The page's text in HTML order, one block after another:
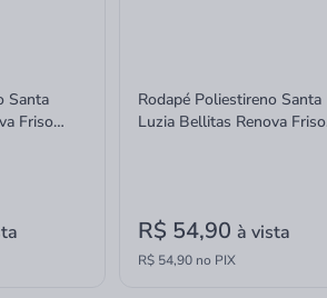
Santa
Friso
Rodapé Poliestireno Santa
Luzia Bellitas Renova Friso
R$ 54,90à vista
R$ 54,90 no PIX